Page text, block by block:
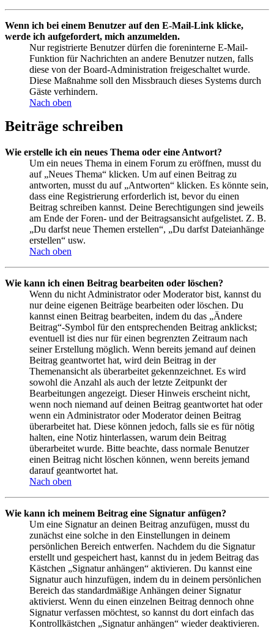
Wenn ich bei einem Benutzer auf den E-Mail-Link klicke,
werde ich aufgefordert, mich anzumelden.
Nur registrierte Benutzer dürfen die foreninterne E-Mail-
Funktion für Nachrichten an andere Benutzer nutzen, falls
diese von der Board-Administration freigeschaltet wurde.
Diese Maßnahme soll den Missbrauch dieses Systems durch
Gäste verhindern.
Nach oben
Beiträge schreiben
Wie erstelle ich ein neues Thema oder eine Antwort?
Um ein neues Thema in einem Forum zu eröffnen, musst du
auf „Neues Thema“ klicken. Um auf einen Beitrag zu
antworten, musst du auf „Antworten“ klicken. Es könnte sein,
dass eine Registrierung erforderlich ist, bevor du einen
Beitrag schreiben kannst. Deine Berechtigungen sind jeweils
am Ende der Foren- und der Beitragsansicht aufgelistet. Z. B.
„Du darfst neue Themen erstellen“, „Du darfst Dateianhänge
erstellen“ usw.
Nach oben
Wie kann ich einen Beitrag bearbeiten oder löschen?
Wenn du nicht Administrator oder Moderator bist, kannst du
nur deine eigenen Beiträge bearbeiten oder löschen. Du
kannst einen Beitrag bearbeiten, indem du das „Ändere
Beitrag“-Symbol für den entsprechenden Beitrag anklickst;
eventuell ist dies nur für einen begrenzten Zeitraum nach
seiner Erstellung möglich. Wenn bereits jemand auf deinen
Beitrag geantwortet hat, wird dein Beitrag in der
Themenansicht als überarbeitet gekennzeichnet. Es wird
sowohl die Anzahl als auch der letzte Zeitpunkt der
Bearbeitungen angezeigt. Dieser Hinweis erscheint nicht,
wenn noch niemand auf deinen Beitrag geantwortet hat oder
wenn ein Administrator oder Moderator deinen Beitrag
überarbeitet hat. Diese können jedoch, falls sie es für nötig
halten, eine Notiz hinterlassen, warum dein Beitrag
überarbeitet wurde. Bitte beachte, dass normale Benutzer
einen Beitrag nicht löschen können, wenn bereits jemand
darauf geantwortet hat.
Nach oben
Wie kann ich meinem Beitrag eine Signatur anfügen?
Um eine Signatur an deinen Beitrag anzufügen, musst du
zunächst eine solche in den Einstellungen in deinem
persönlichen Bereich entwerfen. Nachdem du die Signatur
erstellt und gespeichert hast, kannst du in jedem Beitrag das
Kästchen „Signatur anhängen“ aktivieren. Du kannst eine
Signatur auch hinzufügen, indem du in deinem persönlichen
Bereich das standardmäßige Anhängen deiner Signatur
aktivierst. Wenn du einen einzelnen Beitrag dennoch ohne
Signatur verfassen möchtest, so kannst du dort einfach das
Kontrollkästchen „Signatur anhängen“ wieder deaktivieren.